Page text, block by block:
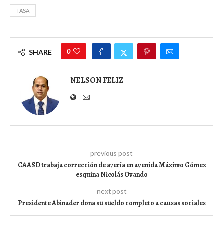
TASA
SHARE 0
NELSON FELIZ
previous post
CAASD trabaja corrección de avería en avenida Máximo Gómez
esquina Nicolás Ovando
next post
Presidente Abinader dona su sueldo completo a causas sociales